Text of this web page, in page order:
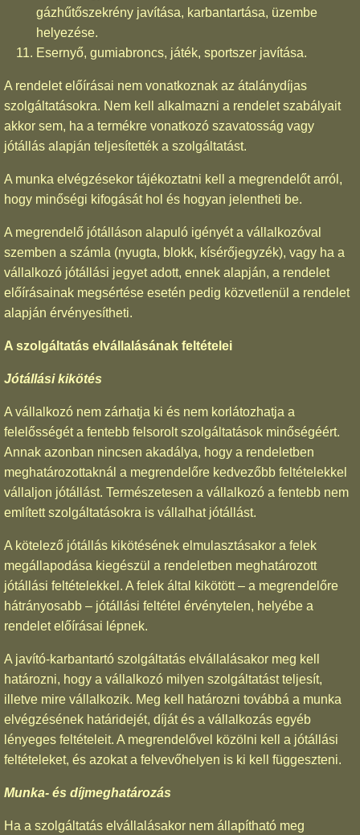
gázhűtőszekrény javítása, karbantartása, üzembe
helyezése.
Esernyő, gumiabroncs, játék, sportszer javítása.
A rendelet előírásai nem vonatkoznak az átalánydíjas
szolgáltatásokra. Nem kell alkalmazni a rendelet szabályait
akkor sem, ha a termékre vonatkozó szavatosság vagy
jótállás alapján teljesítették a szolgáltatást.
A munka elvégzésekor tájékoztatni kell a megrendelőt arról,
hogy minőségi kifogását hol és hogyan jelentheti be.
A megrendelő jótálláson alapuló igényét a vállalkozóval
szemben a számla (nyugta, blokk, kísérőjegyzék), vagy ha a
vállalkozó jótállási jegyet adott, ennek alapján, a rendelet
előírásainak megsértése esetén pedig közvetlenül a rendelet
alapján érvényesítheti.
A szolgáltatás elvállalásának feltételei
Jótállási kikötés
A vállalkozó nem zárhatja ki és nem korlátozhatja a
felelősségét a fentebb felsorolt szolgáltatások minőségéért.
Annak azonban nincsen akadálya, hogy a rendeletben
meghatározottaknál a megrendelőre kedvezőbb feltételekkel
vállaljon jótállást. Természetesen a vállalkozó a fentebb nem
említett szolgáltatásokra is vállalhat jótállást.
A kötelező jótállás kikötésének elmulasztásakor a felek
megállapodása kiegészül a rendeletben meghatározott
jótállási feltételekkel. A felek által kikötött – a megrendelőre
hátrányosabb – jótállási feltétel érvénytelen, helyébe a
rendelet előírásai lépnek.
A javító-karbantartó szolgáltatás elvállalásakor meg kell
határozni, hogy a vállalkozó milyen szolgáltatást teljesít,
illetve mire vállalkozik. Meg kell határozni továbbá a munka
elvégzésének határidejét, díját és a vállalkozás egyéb
lényeges feltételeit. A megrendelővel közölni kell a jótállási
feltételeket, és azokat a felvevőhelyen is ki kell függeszteni.
Munka- és díjmeghatározás
Ha a szolgáltatás elvállalásakor nem állapítható meg